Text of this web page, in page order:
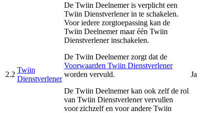
2.2
Twiin
Dienstverlener
De Twiin Deelnemer is verplicht een
Twiin Dienstverlener in te schakelen.
Voor iedere zorgtoepassing kan de
Twiin Deelnemer maar één Twiin
Dienstverlener inschakelen.
De Twiin Deelnemer zorgt dat de
Voorwaarden Twiin Dienstverlener
worden vervuld.
De Twiin Deelnemer kan ook zelf de rol
van Twiin Dienstverlener vervullen
voor zichzelf en voor andere Twiin
Ja